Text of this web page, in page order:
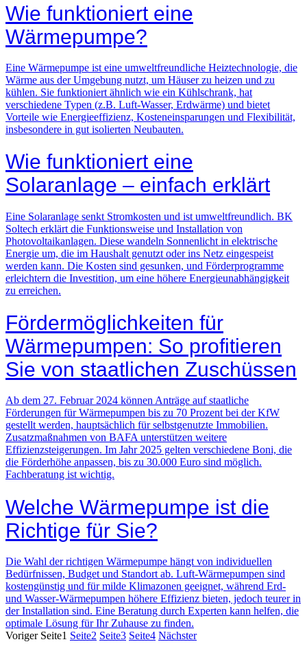
Wie funktioniert eine
Wärmepumpe?
Eine Wärmepumpe ist eine umweltfreundliche Heiztechnologie, die
Wärme aus der Umgebung nutzt, um Häuser zu heizen und zu
kühlen. Sie funktioniert ähnlich wie ein Kühlschrank, hat
verschiedene Typen (z.B. Luft-Wasser, Erdwärme) und bietet
Vorteile wie Energieeffizienz, Kosteneinsparungen und Flexibilität,
insbesondere in gut isolierten Neubauten.
Wie funktioniert eine
Solaranlage – einfach erklärt
Eine Solaranlage senkt Stromkosten und ist umweltfreundlich. BK
Soltech erklärt die Funktionsweise und Installation von
Photovoltaikanlagen. Diese wandeln Sonnenlicht in elektrische
Energie um, die im Haushalt genutzt oder ins Netz eingespeist
werden kann. Die Kosten sind gesunken, und Förderprogramme
erleichtern die Investition, um eine höhere Energieunabhängigkeit
zu erreichen.
Fördermöglichkeiten für
Wärmepumpen: So profitieren
Sie von staatlichen Zuschüssen
Ab dem 27. Februar 2024 können Anträge auf staatliche
Förderungen für Wärmepumpen bis zu 70 Prozent bei der KfW
gestellt werden, hauptsächlich für selbstgenutzte Immobilien.
Zusatzmaßnahmen von BAFA unterstützen weitere
Effizienzsteigerungen. Im Jahr 2025 gelten verschiedene Boni, die
die Förderhöhe anpassen, bis zu 30.000 Euro sind möglich.
Fachberatung ist wichtig.
Welche Wärmepumpe ist die
Richtige für Sie?
Die Wahl der richtigen Wärmepumpe hängt von individuellen
Bedürfnissen, Budget und Standort ab. Luft-Wärmepumpen sind
kostengünstig und für milde Klimazonen geeignet, während Erd-
und Wasser-Wärmepumpen höhere Effizienz bieten, jedoch teurer in
der Installation sind. Eine Beratung durch Experten kann helfen, die
optimale Lösung für Ihr Zuhause zu finden.
Voriger Seite1 Seite2 Seite3 Seite4 Nächster